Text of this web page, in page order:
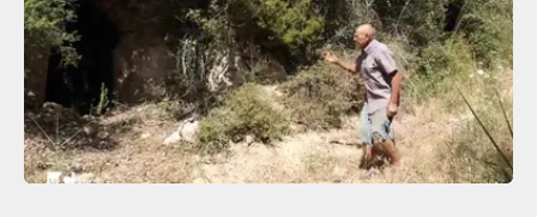
Sport
RUBRICHE
Good Morning Vietnam